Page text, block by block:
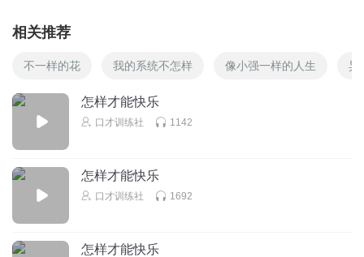
万物有灵，万物有神，露露声音有疗愈的功效
感觉脑袋里两个声音在说话
2018-08-23
我叫超峰哦
BGM求求求
相关推荐
不一样的花 我的系统不怎样 像小强一样的人生 异
怎样才能快乐
口才训练社 1142
怎样才能快乐
口才训练社 1692
怎样才能快乐